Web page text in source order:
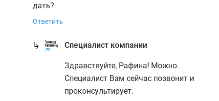
дать?
Ответить
Специалист компании
Здравствуйте, Рафина! Можно.
Специалист Вам сейчас позвонит и
проконсультирует.